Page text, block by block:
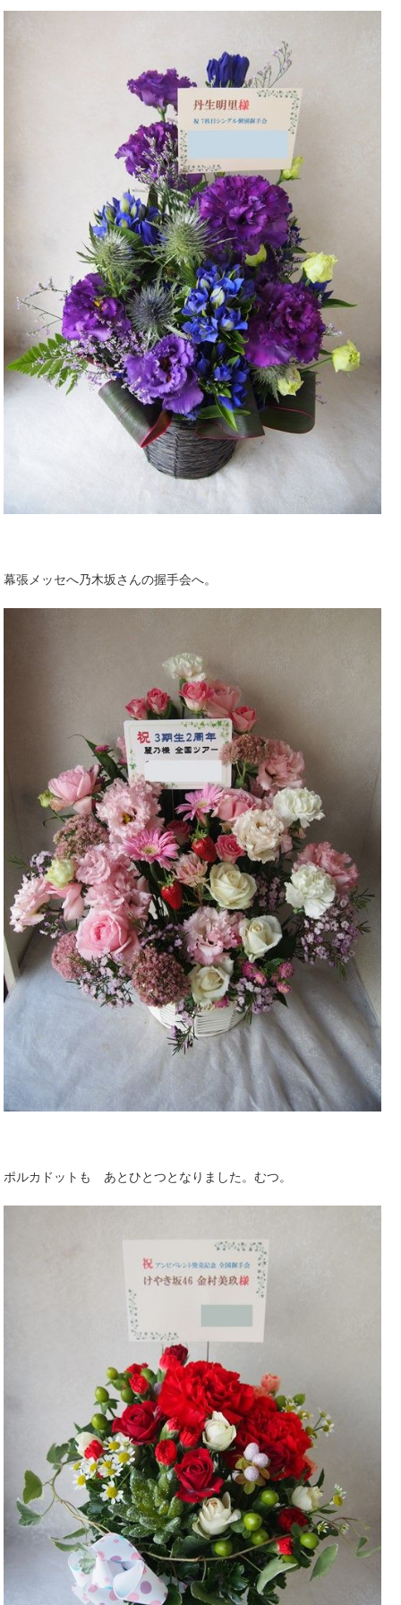
幕張メッセへ乃木坂さんの握手会へ。
ポルカドットも あとひとつとなりました。むつ。